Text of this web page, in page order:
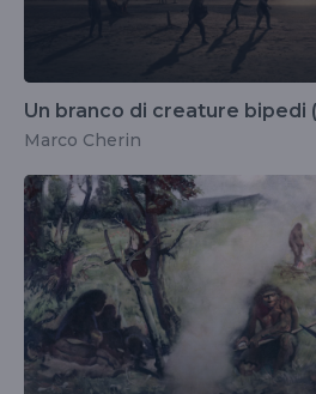
Un branco di creature bipedi
Marco Cherin